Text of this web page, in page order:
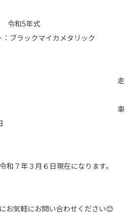
令和5年式
ックマイカメタリック
和７年３月６日現在になります。
お気軽にお問い合わせください😊